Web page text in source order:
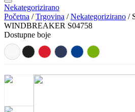
Nekategorizirano
Početna /Trgovina /Nekategorizirano /
WINDBREAKER S04758
Dostupne boje